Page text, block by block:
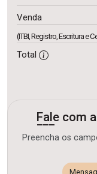
Venda
(ITBI, Registro, Escritura e
Total
Fale com
Preencha os